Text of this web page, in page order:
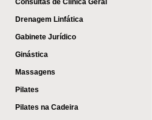
Consultas de Clínica Geral
Drenagem Linfática
Gabinete Jurídico
Ginástica
Massagens
Pilates
Pilates na Cadeira